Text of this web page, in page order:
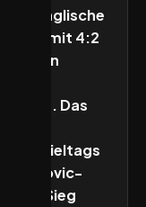
die Englische
mit 4:2
Partien
Das
die
Spieltags
Sieg